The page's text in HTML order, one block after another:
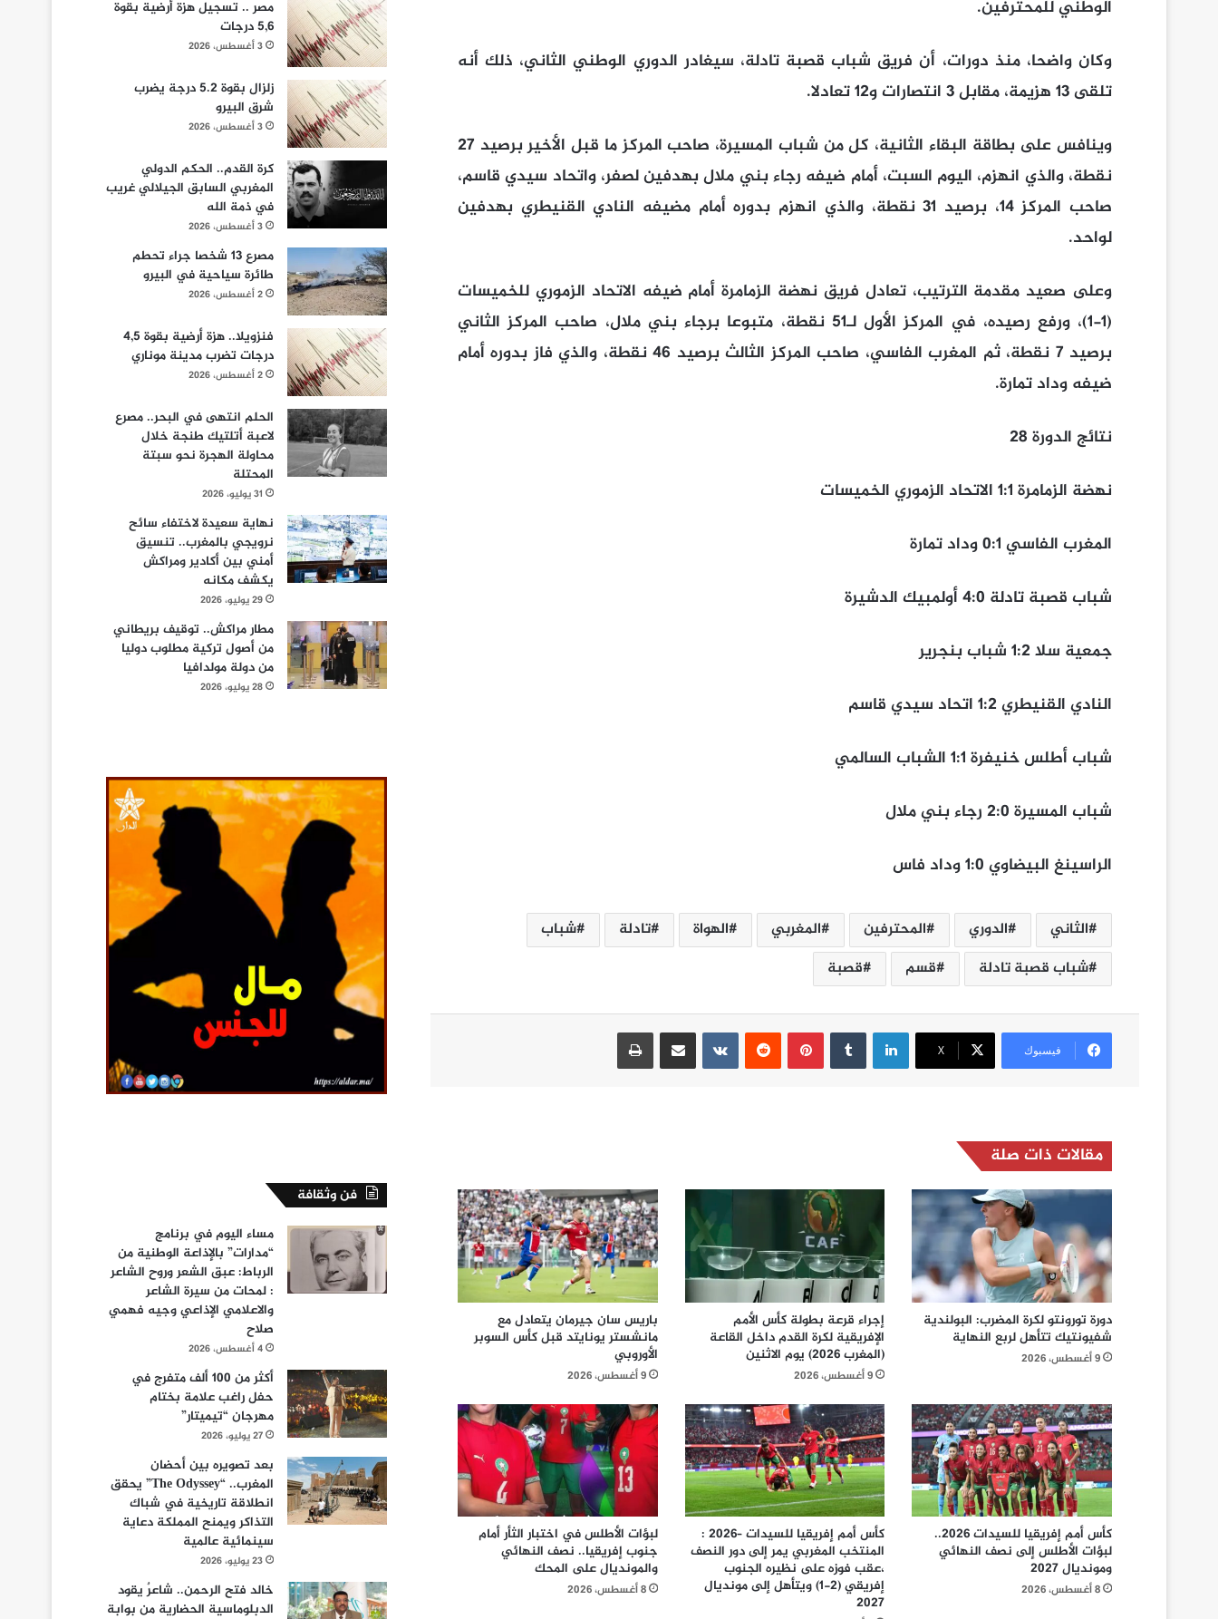
الوطني للمحترفين.
وكان واضحا، منذ دورات، أن فريق شباب قصبة تادلة، سيغادر الدوري الوطني الثاني، ذلك أنه
تلقى 13 هزيمة، مقابل 3 انتصارات و12 تعادلا.
وينافس على بطاقة البقاء الثانية، كل من شباب المسيرة، صاحب المركز ما قبل الأخير برصيد 27
نقطة، والذي انهزم، اليوم السبت، أمام ضيفه رجاء بني ملال بهدفين لصفر، واتحاد سيدي قاسم،
صاحب المركز 14، برصيد 31 نقطة، والذي انهزم بدوره أمام مضيفه النادي القنيطري بهدفين
لواحد.
وعلى صعيد مقدمة الترتيب، تعادل فريق نهضة الزمامرة أمام ضيفه الاتحاد الزموري للخميسات
(1-1)، ورفع رصيده، في المركز الأول لـ51 نقطة، متبوعا برجاء بني ملال، صاحب المركز الثاني
برصيد 7 نقطة، ثم المغرب الفاسي، صاحب المركز الثالث برصيد 46 نقطة، والذي فاز بدوره أمام
ضيفه وداد تمارة.
نتائج الدورة 28
نهضة الزمامرة 1:1 الاتحاد الزموري الخميسات
المغرب الفاسي 0:1 وداد تمارة
شباب قصبة تادلة 4:0 أولمبيك الدشيرة
جمعية سلا 1:2 شباب بنجرير
النادي القنيطري 1:2 اتحاد سيدي قاسم
شباب أطلس خنيفرة 1:1 الشباب السالمي
شباب المسيرة 2:0 رجاء بني ملال
الراسينغ البيضاوي 1:0 وداد فاس
الثاني الدوري المحترفين المغربي الهواة تادلة
شباب
شباب قصبة تادلة
قسم قصبة
فيسبوك ‫X
لينكدإن بينتيريست مشاركة عبر البريد طباعة
مقالات ذات صلة
دورة تورونتو لكرة المضرب: البولندية
شفيونتيك تتأهل لربع النهاية
9 أغسطس، 2026
إجراء قرعة بطولة كأس الأمم
الإفريقية لكرة القدم داخل القاعة
(المغرب 2026) يوم الاثنين
9 أغسطس، 2026
باريس سان جيرمان يتعادل مع
مانشستر يونايتد قبل كأس السوبر
الأوروبي
9 أغسطس، 2026
كأس أمم إفريقيا للسيدات 2026..
لبؤات الأطلس إلى نصف النهائي
ومونديال 2027
8 أغسطس، 2026
كأس أمم إفريقيا للسيدات –2026 :
المنتخب المغربي يمر إلى دور النصف
،عقب فوزه على نظيره الجنوب
إفريقي (2-1) ويتأهل إلى مونديال
2027
لبؤات الأطلس في اختبار الثأر أمام
جنوب إفريقيا.. نصف النهائي
والمونديال على المحك
8 أغسطس، 2026
مصر .. تسجيل هزة أرضية بقوة
5,6 درجات
3 أغسطس، 2026
زلزال بقوة 5.2 درجة يضرب
شرق البيرو
3 أغسطس، 2026
كرة القدم.. الحكم الدولي
المغربي السابق الجيلالي غريب
في ذمة الله
3 أغسطس، 2026
مصرع 13 شخصا جراء تحطم
طائرة سياحية في البيرو
2 أغسطس، 2026
فنزويلا.. هزة أرضية بقوة 4,5
درجات تضرب مدينة موناري
2 أغسطس، 2026
الحلم انتهى في البحر.. مصرع
لاعبة أتلتيك طنجة خلال
محاولة الهجرة نحو سبتة
المحتلة
31 يوليو، 2026
نهاية سعيدة لاختفاء سائح
نرويجي بالمغرب.. تنسيق
أمني بين أكادير ومراكش
يكشف مكانه
29 يوليو، 2026
مطار مراكش.. توقيف بريطاني
من أصول تركية مطلوب دوليا
من دولة مولدافيا
28 يوليو، 2026
فن وثقافة
مساء اليوم في برنامج
“مدارات” بالإذاعة الوطنية من
الرباط: عبق الشعر وروح الشاعر
: لمحات من سيرة الشاعر
والاعلامي الإذاعي وجيه فهمي
صلاح
4 أغسطس، 2026
أكثر من 100 ألف متفرج في
حفل راغب علامة بختام
مهرجان “تيميتار”
27 يوليو، 2026
بعد تصويره بين أحضان
المغرب.. “The Odyssey” يحقق
انطلاقة تاريخية في شباك
التذاكر ويمنح المملكة دعاية
سينمائية عالمية
23 يوليو، 2026
خالد فتح الرحمن.. شاعرٌ يقود
الدبلوماسية الحضارية من بوابة